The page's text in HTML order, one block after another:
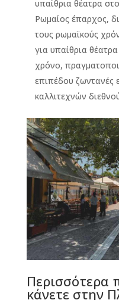
υπαίθρια θέατρα
Ρωμαίος έπαρχος,
τους ρωμαϊκούς
για υπαίθρια
χρόνο,
επιπέδου ζωντανές
καλλιτεχνών
Περισσότερα
κάνετε στην